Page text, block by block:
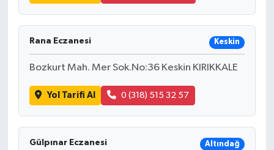
Rana Eczanesi Keskin
Bozkurt Mah. Mer Sok.No:36 Keskin KIRIKKALE
Yol Tarifi Al 0 (318) 515 32 57
Gülpınar Eczanesi Altındağ